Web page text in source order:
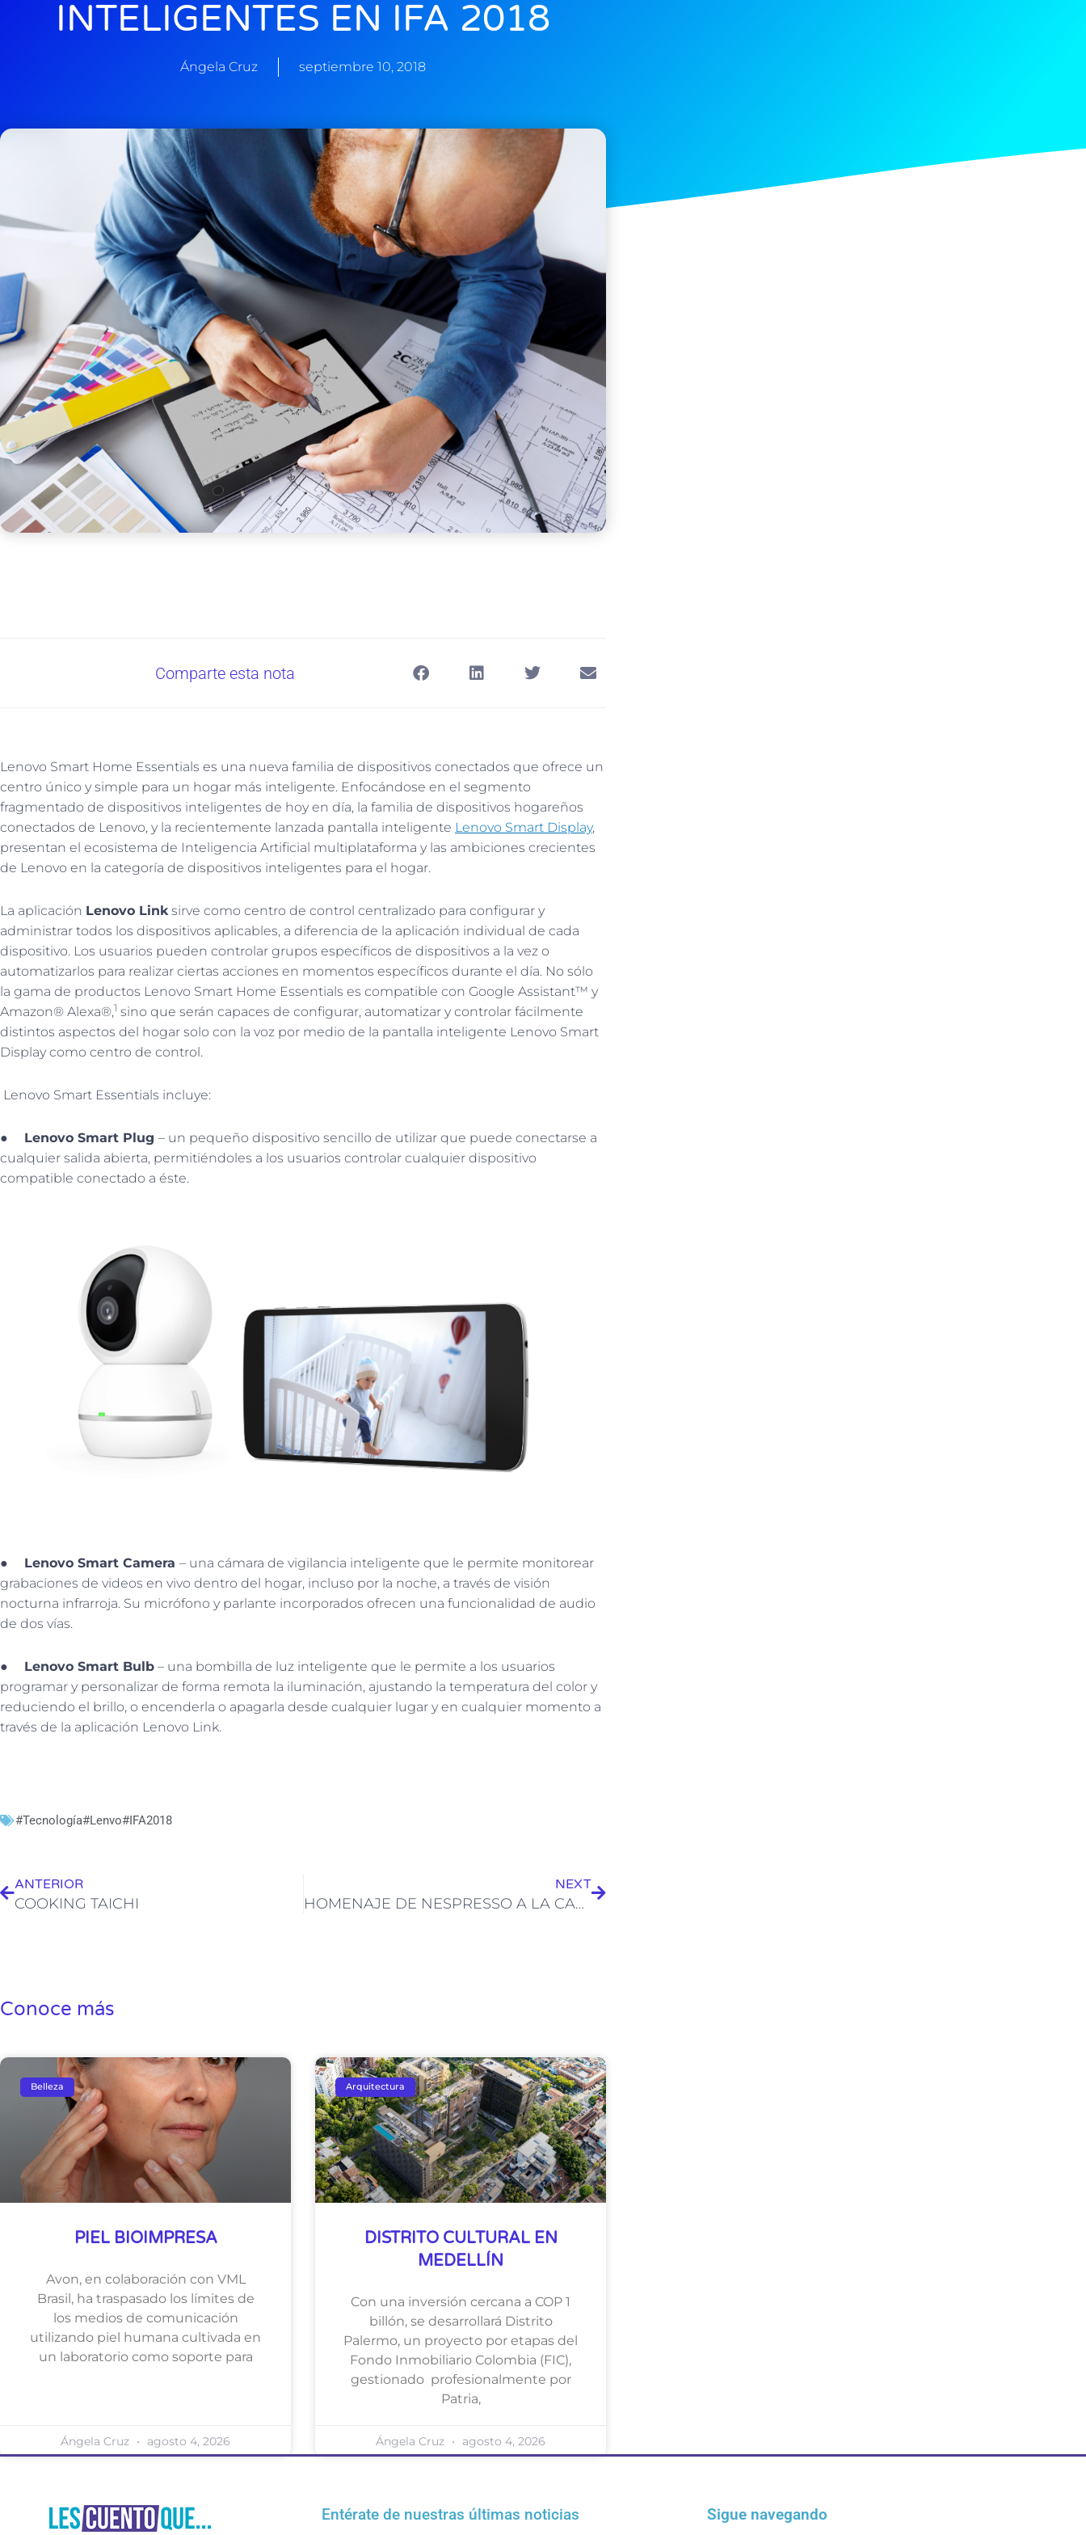
INTELIGENTES EN IFA 2018
Ángela Cruz septiembre 10, 2018
Comparte esta nota
Lenovo Smart Home Essentials es una nueva familia de dispositivos conectados que ofrece un
centro único y simple para un hogar más inteligente. Enfocándose en el segmento
fragmentado de dispositivos inteligentes de hoy en día, la familia de dispositivos hogareños
conectados de Lenovo, y la recientemente lanzada pantalla inteligente Lenovo Smart Display,
presentan el ecosistema de Inteligencia Artificial multiplataforma y las ambiciones crecientes
de Lenovo en la categoría de dispositivos inteligentes para el hogar.
La aplicación Lenovo Linksirve como centro de control centralizado para configurar y
administrar todos los dispositivos aplicables, a diferencia de la aplicación individual de cada
dispositivo. Los usuarios pueden controlar grupos específicos de dispositivos a la vez o
automatizarlos para realizar ciertas acciones en momentos específicos durante el día. No sólo
la gama de productos Lenovo Smart Home Essentials es compatible con Google Assistant™ y
Amazon® Alexa®,1 sino que serán capaces de configurar, automatizar y controlar fácilmente
distintos aspectos del hogar solo con la voz por medio de la pantalla inteligente Lenovo Smart
Display como centro de control.
Lenovo Smart Essentials incluye:
● Lenovo Smart Plug – un pequeño dispositivo sencillo de utilizar que puede conectarse a
cualquier salida abierta, permitiéndoles a los usuarios controlar cualquier dispositivo
compatible conectado a éste.
● Lenovo Smart Camera – una cámara de vigilancia inteligente que le permite monitorear
grabaciones de videos en vivo dentro del hogar, incluso por la noche, a través de visión
nocturna infrarroja. Su micrófono y parlante incorporados ofrecen una funcionalidad de audio
de dos vías.
● Lenovo Smart Bulb – una bombilla de luz inteligente que le permite a los usuarios
programar y personalizar de forma remota la iluminación, ajustando la temperatura del color y
reduciendo el brillo, o encenderla o apagarla desde cualquier lugar y en cualquier momento a
través de la aplicación Lenovo Link.
#Tecnología#Lenvo#IFA2018
ANTERIOR
COOKING TAICHI
NEXT
HOMENAJE DE NESPRESSO A LA CAFICULTURA NACIONAL CON UN CAFÉ 100% COLOMBIANO
Conoce más
Belleza
PIEL BIOIMPRESA
Avon, en colaboración con VML
Brasil, ha traspasado los límites de
los medios de comunicación
utilizando piel humana cultivada en
un laboratorio como soporte para
Ángela Cruz agosto 4, 2026
Arquitectura
DISTRITO CULTURAL EN
MEDELLÍN
Con una inversión cercana a COP 1
billón, se desarrollará Distrito
Palermo, un proyecto por etapas del
Fondo Inmobiliario Colombia (FIC),
gestionado profesionalmente por
Patria,
Ángela Cruz agosto 4, 2026
Entérate de nuestras últimas noticias Sigue navegando